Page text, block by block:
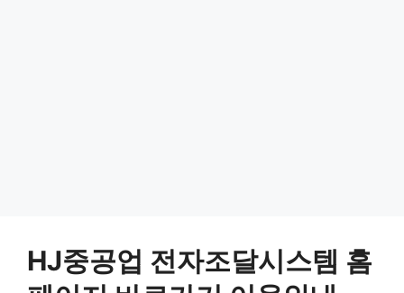
HJ중공업 전자조달시스템 홈